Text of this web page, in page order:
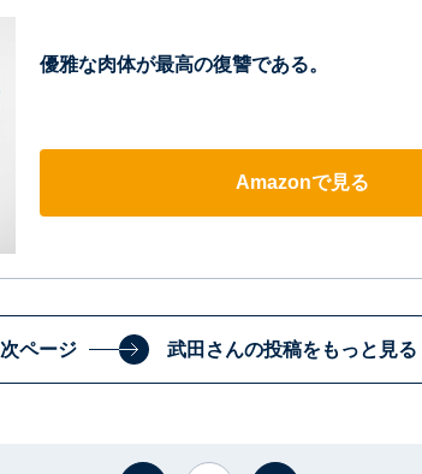
優雅な肉体が最高の復讐である。
Amazonで見る
次ページ 武田さんの投稿をもっと見る